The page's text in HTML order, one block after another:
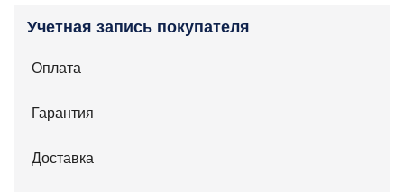
Учетная запись покупателя
Оплата
Гарантия
Доставка